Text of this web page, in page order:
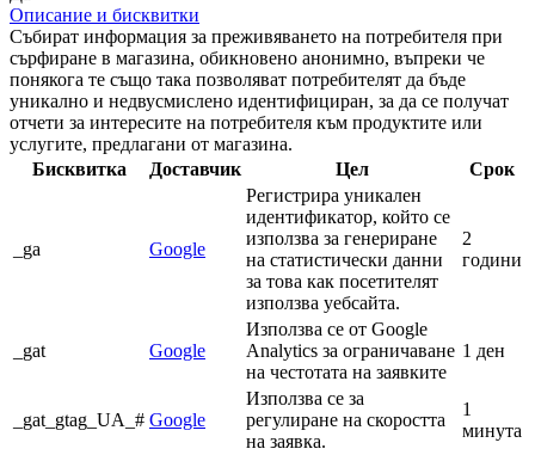
Описание и бисквитки
Събират информация за преживяването на потребителя при
сърфиране в магазина, обикновено анонимно, въпреки че
понякога те също така позволяват потребителят да бъде
уникално и недвусмислено идентифициран, за да се получат
отчети за интересите на потребителя към продуктите или
услугите, предлагани от магазина.
Бисквитка
Доставчик Цел Срок
_ga Google
Регистрира уникален
идентификатор, който се
използва за генериране
на статистически данни
за това как посетителят
използва уебсайта.
2
години
_gat Google
Използва се от Google
Analytics за ограничаване
на честотата на заявките
1 ден
_gat_gtag_UA_# Google
Използва се за
регулиране на скоростта
на заявка.
1
минута